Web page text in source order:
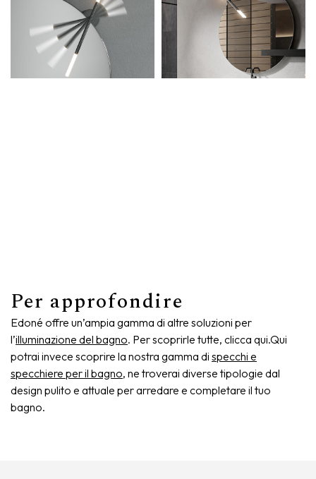
Per approfondire
Edoné offre un’ampia gamma di altre soluzioni per
l’illuminazione del bagno. Per scoprirle tutte, clicca qui.Qui
potrai invece scoprire la nostra gamma di specchi e
specchiere per il bagno, ne troverai diverse tipologie dal
design pulito e attuale per arredare e completare il tuo
bagno.